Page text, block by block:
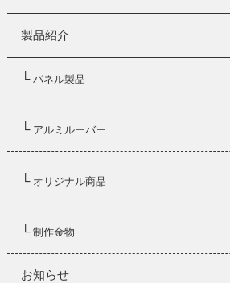
製品紹介
└ パネル製品
└ アルミルーバー
└ オリジナル商品
└ 制作金物
お知らせ